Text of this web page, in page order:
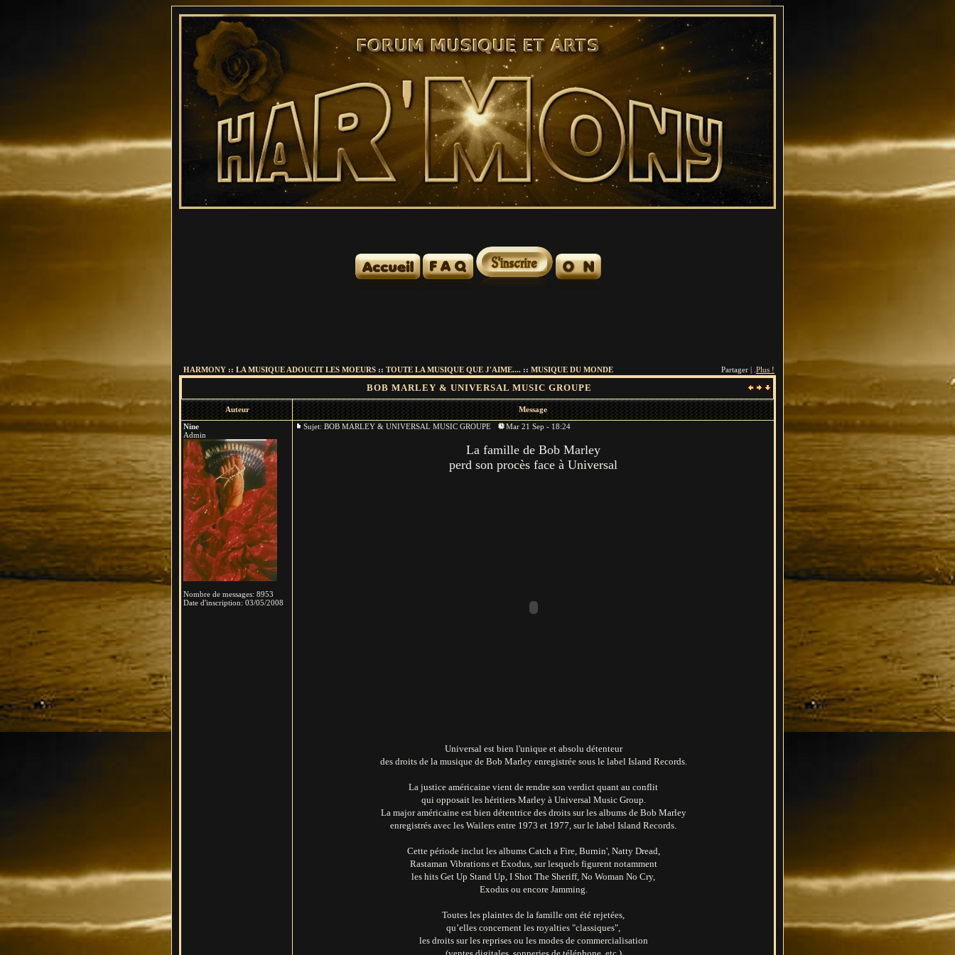
HARMONY :: LA MUSIQUE ADOUCIT LES MOEURS :: TOUTE LA MUSIQUE QUE J'AIME.... :: MUSIQUE DU MONDE Partager | . Plus !
BOB MARLEY & UNIVERSAL MUSIC GROUPE
Auteur
Message
Nine
Admin
Nombre de messages: 8953
Date d'inscription: 03/05/2008
Sujet: BOB MARLEY & UNIVERSAL MUSIC GROUPE Mar 21 Sep - 18:24
La famille de Bob Marley
perd son procès face à Universal
Universal est bien l'unique et absolu détenteur
des droits de la musique de Bob Marley enregistrée sous le label Island Records.
La justice américaine vient de rendre son verdict quant au conflit
qui opposait les héritiers Marley à Universal Music Group.
La major américaine est bien détentrice des droits sur les albums de Bob Marley
enregistrés avec les Wailers entre 1973 et 1977, sur le label Island Records.
Cette période inclut les albums Catch a Fire, Burnin', Natty Dread,
Rastaman Vibrations et Exodus, sur lesquels figurent notamment
les hits Get Up Stand Up, I Shot The Sheriff, No Woman No Cry,
Exodus ou encore Jamming.
Toutes les plaintes de la famille ont été rejetées,
qu’elles concernent les royalties "classiques",
les droits sur les reprises ou les modes de commercialisation